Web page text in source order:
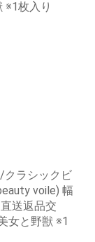
※1枚入り
クラシックビ
voile) 幅
送返品交
女と野獣 ※1